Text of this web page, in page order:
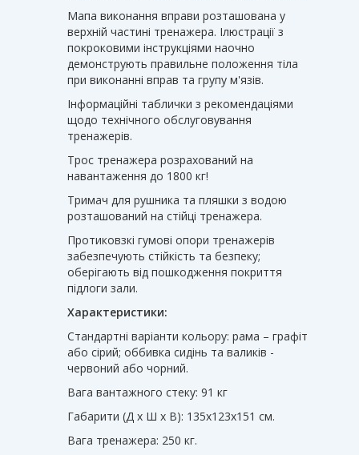
Мапа виконання вправи розташована у
верхній частині тренажера. Ілюстрації з
покроковими інструкціями наочно
демонструють правильне положення тіла
при виконанні вправ та групу м'язів.
Інформаційні таблички з рекомендаціями
щодо технічного обслуговування
тренажерів.
Трос тренажера розрахований на
навантаження до 1800 кг!
Тримач для рушника та пляшки з водою
розташований на стійці тренажера.
Протиковзкі гумові опори тренажерів
забезпечують стійкість та безпеку;
оберігають від пошкодження покриття
підлоги зали.
Характеристики:
Стандартні варіанти кольору: рама – графіт
або сірий; оббивка сидінь та валиків -
червоний або чорний.
Вага вантажного стеку: 91 кг
Габарити (Д х Ш х В): 135х123х151 см.
Вага тренажера: 250 кг.